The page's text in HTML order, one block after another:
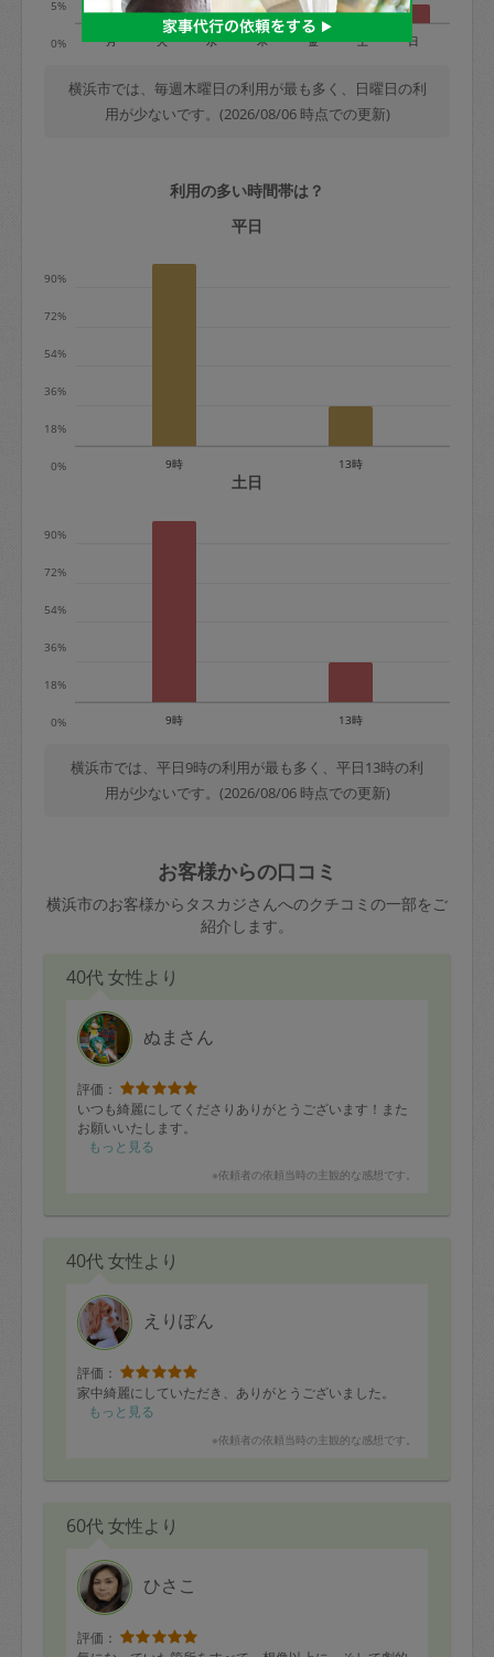
＋交通費全額
依頼者不在による当日キャンセル＝依頼
金額の100%＋交通費全額
定期契約をキャンセルする場合、毎週定
期は月2回まで隔週定期は月1回までキャ
※キャンセル料金の設定について：
0%
5%
月 火 水 木 金 土 日
横浜市では、毎週木曜日の利用が最も多く、日曜日の利
用が少ないです。(2026/08/06 時点での更新)
利用の多い時間帯は？
平日
0%
18%
36%
54%
72%
90%
9時 13時
土日
0%
18%
36%
54%
72%
90%
9時 13時
横浜市では、平日9時の利用が最も多く、平日13時の利
用が少ないです。(2026/08/06 時点での更新)
お客様からの口コミ
横浜市のお客様からタスカジさんへのクチコミの一部をご
紹介します。
40代 女性より
ぬまさん
評価：
いつも綺麗にしてくださりありがとうございます！また
お願いいたします。
もっと見る
※依頼者の依頼当時の主観的な感想です。
40代 女性より
えりぽん
評価：
家中綺麗にしていただき、ありがとうございました。
もっと見る
※依頼者の依頼当時の主観的な感想です。
60代 女性より
ひさこ
評価：